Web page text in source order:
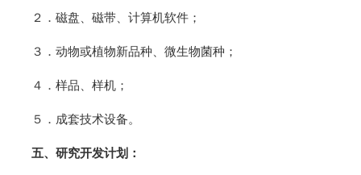
２．磁盘、磁带、计算机软件；
３．动物或植物新品种、微生物菌种；
４．样品、样机；
５．成套技术设备。
五、研究开发计划：